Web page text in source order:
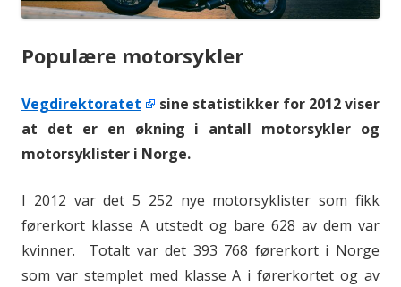
Populære motorsykler
Vegdirektoratet
sine statistikker for 2012 viser
at det er en økning i antall motorsykler og
motorsyklister i Norge.
I 2012 var det 5 252 nye motorsyklister som fikk
førerkort klasse A utstedt og bare 628 av dem var
kvinner. Totalt var det 393 768 førerkort i Norge
som var stemplet med klasse A i førerkortet og av